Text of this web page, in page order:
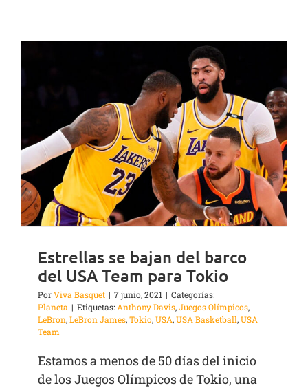
Estrellas se bajan del barco
del USA Team para Tokio
PorViva Basquet | 7 junio, 2021 | Categorías:
Planeta | Etiquetas: Anthony Davis,Juegos Olímpicos,
LeBron,LeBron James,Tokio,USA,USA Basketball,USA
Team
Estamos a menos de 50 días del inicio
de los Juegos Olímpicos de Tokio, una